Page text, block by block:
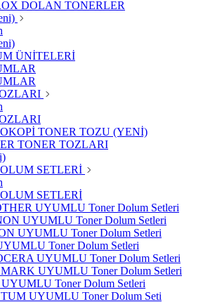
DOLAN TONERLER
ÜNİTELERİ
TONER TOZU (YENİ)
TONER TOZLARI
SETLERİ
SETLERİ
UYUMLU Toner Dolum Setleri
UYUMLU Toner Dolum Setleri
UYUMLU Toner Dolum Setleri
Toner Dolum Setleri
UYUMLU Toner Dolum Setleri
UYUMLU Toner Dolum Setleri
Toner Dolum Setleri
UYUMLU Toner Dolum Seti